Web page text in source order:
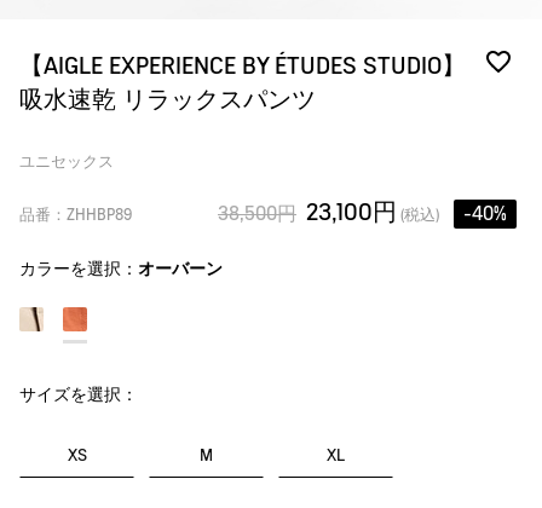
【AIGLE EXPERIENCE BY ÉTUDES STUDIO】
吸水速乾 リラックスパンツ
ユニセックス
品番：ZHHBP89 38,500円 23,100円 (税込) -40%
カラーを選択： オーバーン
サイズを選択：
XS M XL